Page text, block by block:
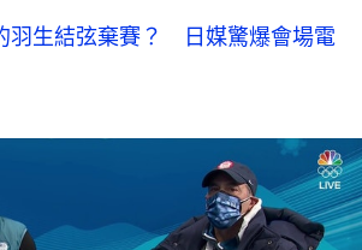
羽生結弦棄賽？ 日媒驚爆會場電